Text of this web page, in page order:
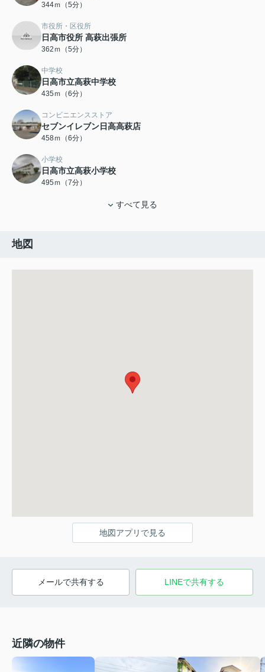
344ｍ（5分）
市役所・区役所
日高市役所 高萩出張所
362ｍ（5分）
中学校
日高市立高萩中学校
435ｍ（6分）
コンビニエンスストア
セブンイレブン日高高萩店
458ｍ（6分）
小学校
日高市立高萩小学校
495ｍ（7分）
すべて見る
地図
地図アプリで見る
メールで共有する LINEで共有する
近隣の物件